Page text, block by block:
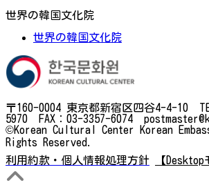
世界の韓国文化院
世界の韓国文化院
〒160-0004 東京都新宿区四谷4-4-10
5970 FAX：03-3357-6074
©Korean Cultural Center Korean
Rights Reserved.
利用約款・個人情報処理方針
【Desktop